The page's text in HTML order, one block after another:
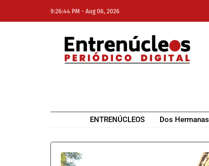
9:26:44 PM - Aug 06, 2026
ENTRENÚCLEOS Dos Hermanas